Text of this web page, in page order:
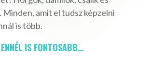
Minden, amit el tudsz képzelni
is több.
IS FONTOSABB…